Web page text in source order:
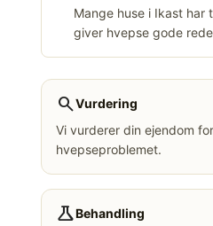
Mange huse i Ikast
giver hvepse gode
searchVurdering
Vi vurderer din ejendom
hvepseproblemet.
scienceBehandling